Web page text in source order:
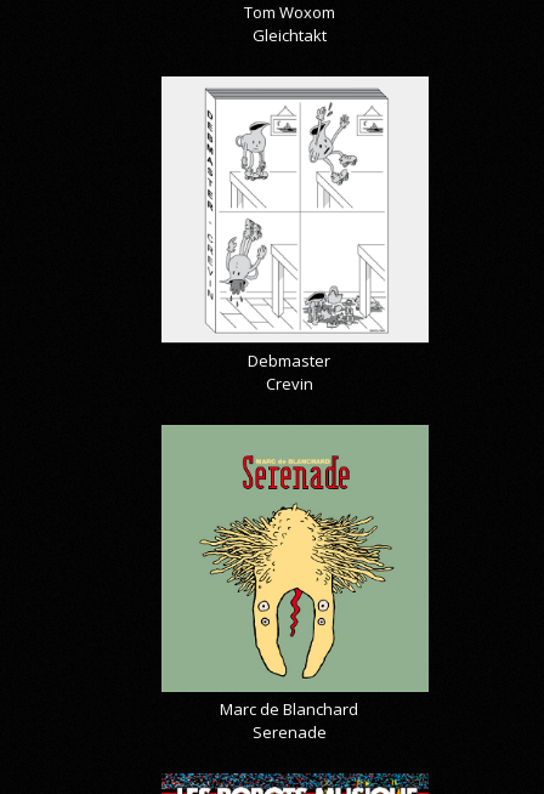
Tom Woxom
Gleichtakt
Debmaster
Crevin
Marc de Blanchard
Serenade